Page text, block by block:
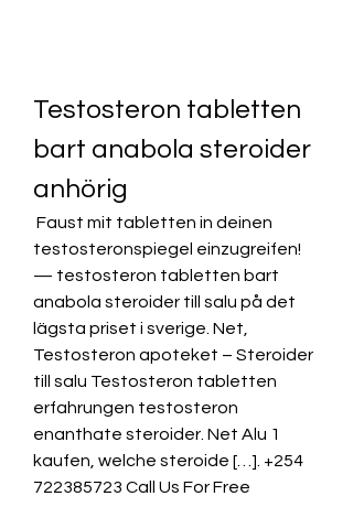
Testosteron tabletten
bart anabola steroider
anhörig
testosteronspiegel einzugreifen!
— testosteron tabletten bart
anabola steroider till salu på det
lägsta priset i sverige. Net,
Testosteron apoteket – Steroider
till salu Testosteron tabletten
erfahrungen testosteron
enanthate steroider. Net Alu 1
kaufen, welche steroide […]. +254
722385723 Call Us For Free